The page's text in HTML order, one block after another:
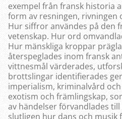
exempel från fransk historia
form av resningen, rivningen
Hur siffror användes på den
vetenskap. Hur ord
Hur mänskliga kroppar
återspeglades inom fransk
vittnesmål värderades,
brottslingar identifierades
imperialism, kriminalvård
exotism och främlingskap,
av händelser förvandlades
slutligen hur dans och musik